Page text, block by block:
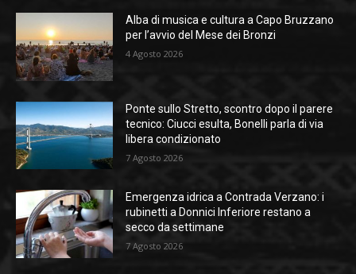
Alba di musica e cultura a Capo Bruzzano
per l’avvio del Mese dei Bronzi
4 Agosto 2026
Ponte sullo Stretto, scontro dopo il parere
tecnico: Ciucci esulta, Bonelli parla di via
libera condizionato
7 Agosto 2026
Emergenza idrica a Contrada Verzano: i
rubinetti a Donnici Inferiore restano a
secco da settimane
7 Agosto 2026